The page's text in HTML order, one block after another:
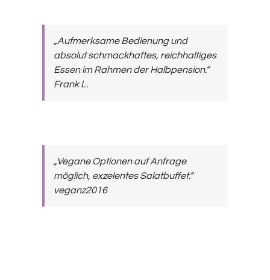
„Aufmerksame Bedienung und
absolut schmackhaftes, reichhaltiges
Essen im Rahmen der Halbpension.“
Frank L.
„Vegane Optionen auf Anfrage
möglich, exzelentes Salatbuffet.“
veganz2016